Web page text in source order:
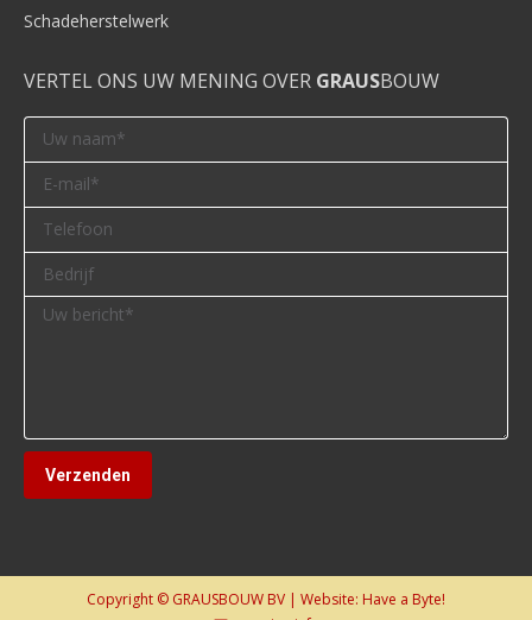
Schadeherstelwerk
VERTEL ONS UW MENING OVER GRAUSBOUW
Copyright © GRAUSBOUW BV | Website: Have a Byte!